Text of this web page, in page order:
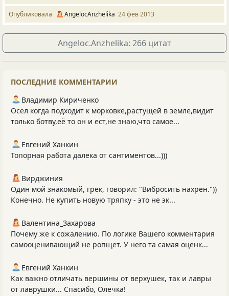
Опубликовала AngelocAnzhelika 24 фев 2013
Angeloc.Anzhelika: 266 цитат
ПОСЛЕДНИЕ КОММЕНТАРИИ
Владимир Кириченко
Осёл когда подходит к морковке,растущей в земле,видит
только ботву,её то он и ест,не знаю,что самое...
Евгений Ханкин
Топорная работа далека от сантиментов...)))
Вирджиния
Один мой знакомый, грек, говорил: "Вибросить нахрен."))
Конечно. Не купить новую тряпку - это не эк...
Валентина_Захарова
Почему же к сожалению. По логике Вашего комментария
самооценивающий не ропщет. У него та самая оценк...
Евгений Ханкин
Как важно отличать вершины от верхушек, так и лавры
от лаврушки... Спасибо, Олечка!